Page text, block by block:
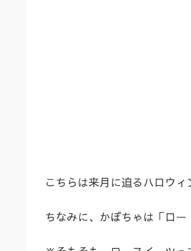
こちらは来月に迫るハロウィ
ちなみに、かぼちゃは「ロー